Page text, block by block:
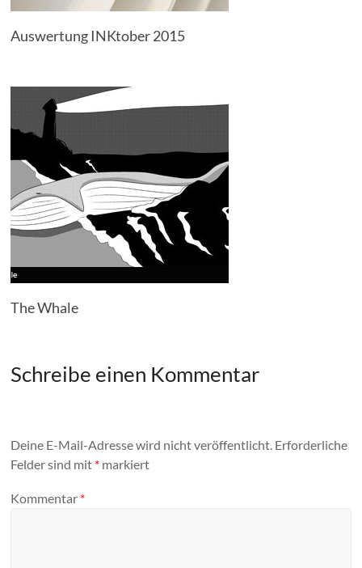
Auswertung INKtober 2015
The Whale
Schreibe einen Kommentar
Deine E-Mail-Adresse wird nicht veröffentlicht. Erforderliche
Felder sind mit * markiert
Kommentar *